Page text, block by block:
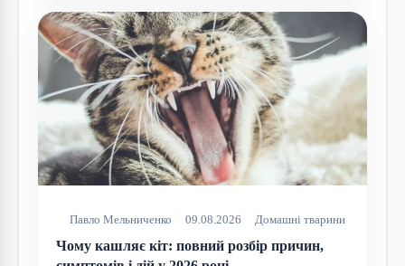
Павло Мельниченко 09.08.2026 Домашні тварини
Чому кашляє кіт: повний розбір причин,